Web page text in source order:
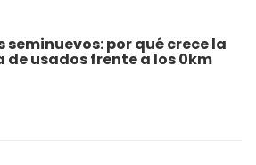
seminuevos: por qué crece la
de usados frente a los 0km